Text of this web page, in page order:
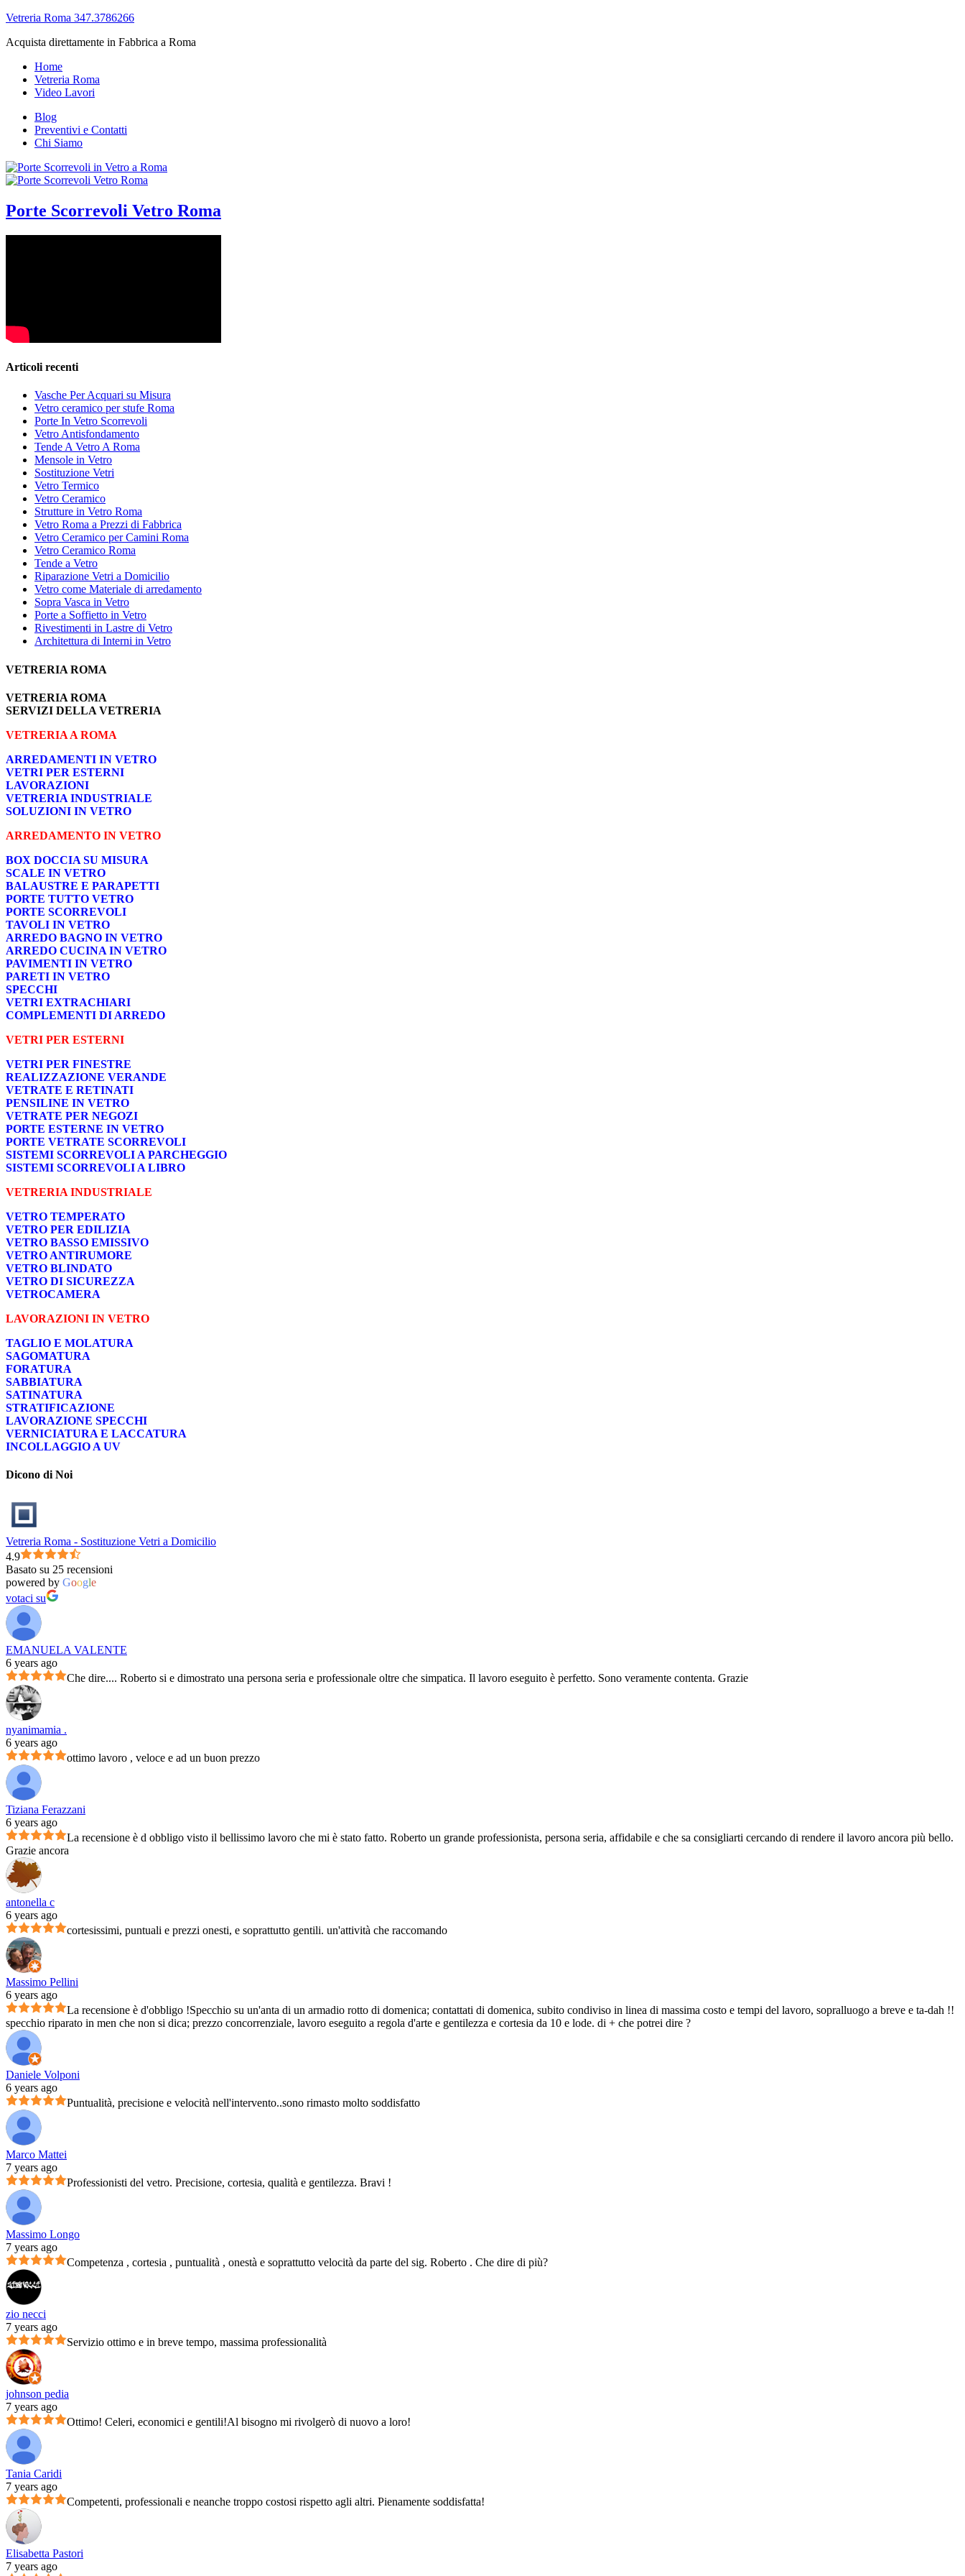
Vetreria Roma 347.3786266
Acquista direttamente in Fabbrica a Roma
Home
Vetreria Roma
Video Lavori
Blog
Preventivi e Contatti
Chi Siamo
Porte Scorrevoli Vetro Roma
Articoli recenti
Vasche Per Acquari su Misura
Vetro ceramico per stufe Roma
Porte In Vetro Scorrevoli
Vetro Antisfondamento
Tende A Vetro A Roma
Mensole in Vetro
Sostituzione Vetri
Vetro Termico
Vetro Ceramico
Strutture in Vetro Roma
Vetro Roma a Prezzi di Fabbrica
Vetro Ceramico per Camini Roma
Vetro Ceramico Roma
Tende a Vetro
Riparazione Vetri a Domicilio
Vetro come Materiale di arredamento
Sopra Vasca in Vetro
Porte a Soffietto in Vetro
Rivestimenti in Lastre di Vetro
Architettura di Interni in Vetro
VETRERIA ROMA
VETRERIA ROMA
SERVIZI DELLA VETRERIA
VETRERIA A ROMA
ARREDAMENTI IN VETRO
VETRI PER ESTERNI
LAVORAZIONI
VETRERIA INDUSTRIALE
SOLUZIONI IN VETRO
ARREDAMENTO IN VETRO
BOX DOCCIA SU MISURA
SCALE IN VETRO
BALAUSTRE E PARAPETTI
PORTE TUTTO VETRO
PORTE SCORREVOLI
TAVOLI IN VETRO
ARREDO BAGNO IN VETRO
ARREDO CUCINA IN VETRO
PAVIMENTI IN VETRO
PARETI IN VETRO
SPECCHI
VETRI EXTRACHIARI
COMPLEMENTI DI ARREDO
VETRI PER ESTERNI
VETRI PER FINESTRE
REALIZZAZIONE VERANDE
VETRATE E RETINATI
PENSILINE IN VETRO
VETRATE PER NEGOZI
PORTE ESTERNE IN VETRO
PORTE VETRATE SCORREVOLI
SISTEMI SCORREVOLI A PARCHEGGIO
SISTEMI SCORREVOLI A LIBRO
VETRERIA INDUSTRIALE
VETRO TEMPERATO
VETRO PER EDILIZIA
VETRO BASSO EMISSIVO
VETRO ANTIRUMORE
VETRO BLINDATO
VETRO DI SICUREZZA
VETROCAMERA
LAVORAZIONI IN VETRO
TAGLIO E MOLATURA
SAGOMATURA
FORATURA
SABBIATURA
SATINATURA
STRATIFICAZIONE
LAVORAZIONE SPECCHI
VERNICIATURA E LACCATURA
INCOLLAGGIO A UV
Dicono di Noi
Vetreria Roma - Sostituzione Vetri a Domicilio
4.9
Basato su 25 recensioni
powered by Google
votaci su
EMANUELA VALENTE
6 years ago
Che dire.... Roberto si e dimostrato una persona seria e professionale oltre che simpatica. Il lavoro eseguito è perfetto. Sono veramente contenta. Grazie
nyanimamia .
6 years ago
ottimo lavoro , veloce e ad un buon prezzo
Tiziana Ferazzani
6 years ago
La recensione è d obbligo visto il bellissimo lavoro che mi è stato fatto. Roberto un grande professionista, persona seria, affidabile e che sa consigliarti cercando di rendere il lavoro ancora più bello.
Grazie ancora
antonella c
6 years ago
cortesissimi, puntuali e prezzi onesti, e soprattutto gentili. un'attività che raccomando
Massimo Pellini
6 years ago
La recensione è d'obbligo !Specchio su un'anta di un armadio rotto di domenica; contattati di domenica, subito condiviso in linea di massima costo e tempi del lavoro, sopralluogo a breve e ta-dah !!
specchio riparato in men che non si dica; prezzo concorrenziale, lavoro eseguito a regola d'arte e gentilezza e cortesia da 10 e lode. di + che potrei dire ?
Daniele Volponi
6 years ago
Puntualità, precisione e velocità nell'intervento..sono rimasto molto soddisfatto
Marco Mattei
7 years ago
Professionisti del vetro. Precisione, cortesia, qualità e gentilezza. Bravi !
Massimo Longo
7 years ago
Competenza , cortesia , puntualità , onestà e soprattutto velocità da parte del sig. Roberto . Che dire di più?
zio necci
7 years ago
Servizio ottimo e in breve tempo, massima professionalità
johnson pedia
7 years ago
Ottimo! Celeri, economici e gentili!Al bisogno mi rivolgerò di nuovo a loro!
Tania Caridi
7 years ago
Competenti, professionali e neanche troppo costosi rispetto agli altri. Pienamente soddisfatta!
Elisabetta Pastori
7 years ago